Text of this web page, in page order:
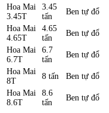
Hoa Mai
3.45T
3.45
tấn
Ben tự đổ
Hoa Mai
4.65T
4.65
tấn
Ben tự đổ
Hoa Mai
6.7T
6.7
tấn
Ben tự đổ
Hoa Mai
8T
8 tấn Ben tự đổ
Hoa Mai
8.6T
8.6
tấn
Ben tự đổ